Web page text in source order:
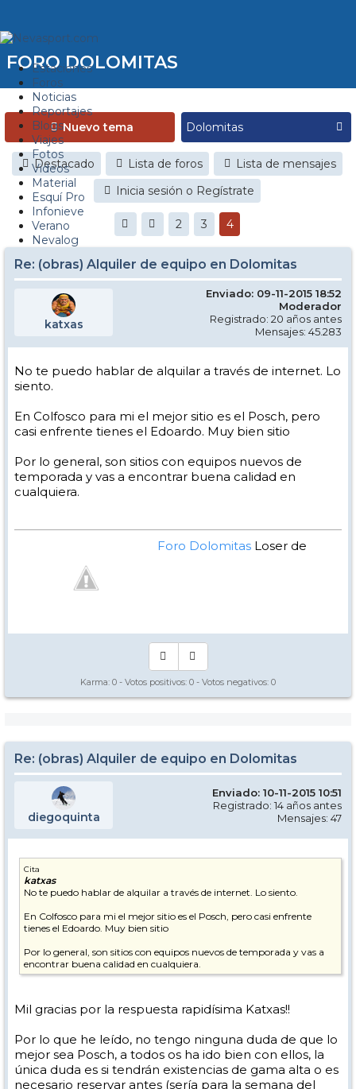
Estaciones
Foros
Noticias
Reportajes
Blogs
Viajes
Fotos
Videos
Material
Esquí Pro
Infonieve
Verano
Nevalog
FORO DOLOMITAS
Nuevo tema
Destacado Lista de foros
Lista de mensajes
Inicia sesión o Regístrate
2 3 4
Re: (obras) Alquiler de equipo en Dolomitas
katxas
Enviado: 09-11-2015 18:52
Moderador
Registrado: 20 años antes
Mensajes: 45.283
No te puedo hablar de alquilar a través de internet. Lo
siento.
En Colfosco para mi el mejor sitio es el Posch, pero
casi enfrente tienes el Edoardo. Muy bien sitio
Por lo general, son sitios con equipos nuevos de
temporada y vas a encontrar buena calidad en
cualquiera.
Foro DolomitasLoser de
Karma: 0 - Votos positivos: 0 - Votos negativos: 0
Re: (obras) Alquiler de equipo en Dolomitas
diegoquinta
Enviado: 10-11-2015 10:51
Registrado: 14 años antes
Mensajes: 47
Cita
katxas
No te puedo hablar de alquilar a través de internet. Lo siento.
En Colfosco para mi el mejor sitio es el Posch, pero casi enfrente
tienes el Edoardo. Muy bien sitio
Por lo general, son sitios con equipos nuevos de temporada y vas a
encontrar buena calidad en cualquiera.
Mil gracias por la respuesta rapidísima Katxas!!
Por lo que he leído, no tengo ninguna duda de que lo
mejor sea Posch, a todos os ha ido bien con ellos, la
única duda es si tendrán existencias de gama alta o es
necesario reservar antes (sería para la semana del